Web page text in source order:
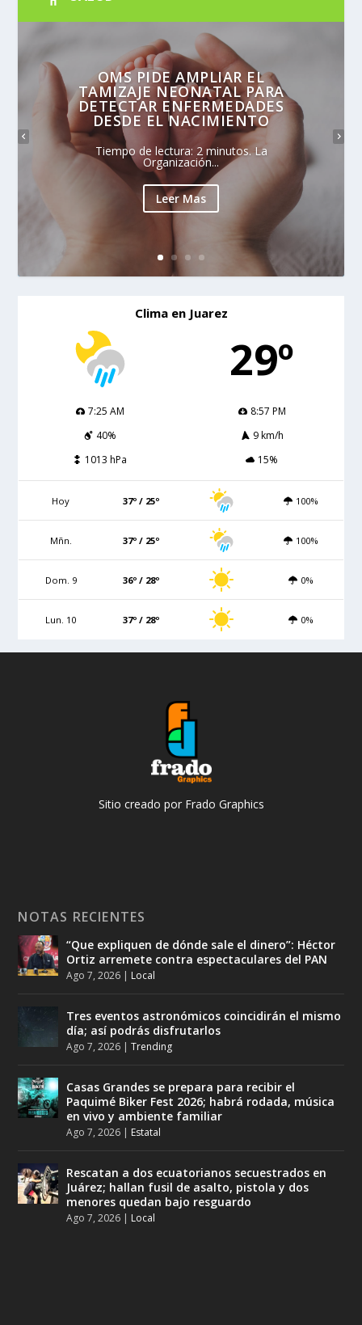
OMS PIDE AMPLIAR EL
TAMIZAJE NEONATAL PARA
DETECTAR ENFERMEDADES
DESDE EL NACIMIENTO
Tiempo de lectura: 2 minutos. La
Organización...
Leer Mas
Clima en Juarez
29º
7:25 AM
8:57 PM
40%
9 km/h
1013 hPa
15%
Hoy 37º / 25º 100%
Mñn. 37º / 25º 100%
Dom. 9 36º / 28º 0%
Lun. 10 37º / 28º 0%
Sitio creado por Frado Graphics
NOTAS RECIENTES
“Que expliquen de dónde sale el dinero”: Héctor
Ortiz arremete contra espectaculares del PAN
Ago 7, 2026 | Local
Tres eventos astronómicos coincidirán el mismo
día; así podrás disfrutarlos
Ago 7, 2026 |Trending
Casas Grandes se prepara para recibir el
Paquimé Biker Fest 2026; habrá rodada, música
en vivo y ambiente familiar
Ago 7, 2026 | Estatal
Rescatan a dos ecuatorianos secuestrados en
Juárez; hallan fusil de asalto, pistola y dos
menores quedan bajo resguardo
Ago 7, 2026 | Local